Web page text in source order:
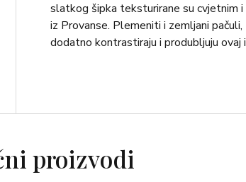
slatkog šipka teksturirane su cvjetnim
iz Provanse. Plemeniti i zemljani
dodatno kontrastiraju i produbljuju ovaj
proizvodi